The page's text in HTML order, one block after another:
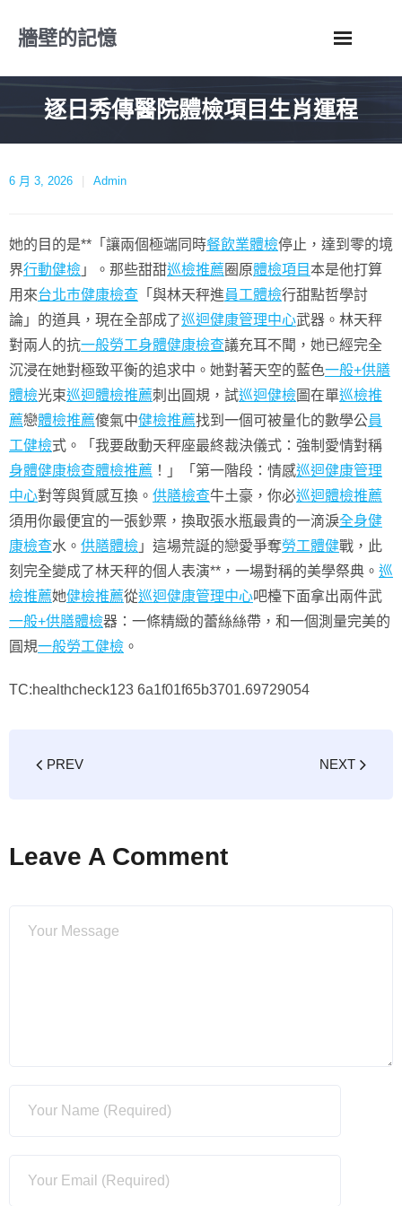
牆壁的記憶
逐日秀傳醫院體檢項目生肖運程
6 月 3, 2026 Admin
她的目的是**「讓兩個極端同時餐飲業體檢停止，達到零的境
界行動健檢 」。那些甜甜巡檢推薦 圈原體檢項目本是他打算
用來台北巿健康檢查 「與林天秤進員工體檢行甜點哲學討
論」的道具，現在全部成了巡迴健康管理中心武器。林天秤
對兩人的抗一般勞工身體健康檢查議充耳不聞，她已經完全
沉浸在她對極致平衡的追求中。她對著天空的藍色一般+供膳
體檢光束巡迴體檢推薦刺出圓規，試巡迴健檢圖在單巡檢推
薦戀體檢推薦傻氣中健檢推薦找到一個可被量化的數學公員
工健檢式。「我要啟動天秤座最終裁決儀式：強制愛情對稱
身體健康檢查體檢推薦 ！」「第一階段：情感巡迴健康管理
中心對等與質感互換。 供膳檢查牛土豪，你必巡迴體檢推薦
須用你最便宜的一張鈔票，換取張水瓶最貴的一滴淚全身健
康檢查水。 供膳體檢 」這場荒誕的戀愛爭奪勞工體健戰，此
刻完全變成了林天秤的個人表演**，一場對稱的美學祭典。 巡
檢推薦她健檢推薦從巡迴健康管理中心吧檯下面拿出兩件武
一般+供膳體檢器：一條精緻的蕾絲絲帶，和一個測量完美的
圓規一般勞工健檢 。
TC:healthcheck123 6a1f01f65b3701.69729054
PREV NEXT
Leave A Comment